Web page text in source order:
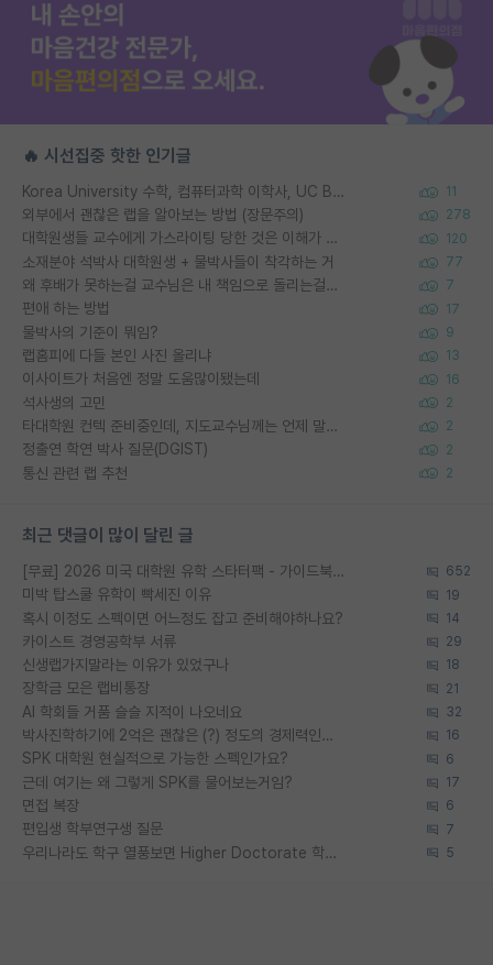
🔥 시선집중 핫한 인기글
Korea University 수학, 컴퓨터과학 이학사, UC Berkeley 산업공학 대학원 공학박사가 되는 것은 쉽지 않겠죠? 11
외부에서 괜찮은 랩을 알아보는 방법 (장문주의) 278
대학원생들 교수에게 가스라이팅 당한 것은 이해가 갑니다. 안타깝네요. 120
소재분야 석박사 대학원생 + 물박사들이 착각하는 거 77
왜 후배가 못하는걸 교수님은 내 책임으로 돌리는걸까요? 7
편애 하는 방법 17
물박사의 기준이 뭐임? 9
랩홈피에 다들 본인 사진 올리냐 13
이사이트가 처음엔 정말 도움많이됐는데 16
석사생의 고민 2
타대학원 컨텍 준비중인데, 지도교수님께는 언제 말씀드려야 할까요? 2
정출연 학연 박사 질문(DGIST) 2
통신 관련 랩 추천 2
최근 댓글이 많이 달린 글
[무료] 2026 미국 대학원 유학 스타터팩 - 가이드북 & 합격자 컨택메일 템플릿 652
미박 탑스쿨 유학이 빡세진 이유 19
혹시 이정도 스펙이면 어느정도 잡고 준비해야하나요? 14
카이스트 경영공학부 서류 29
신생랩가지말라는 이유가 있었구나 18
장학금 모은 랩비통장 21
AI 학회들 거품 슬슬 지적이 나오네요 32
박사진학하기에 2억은 괜찮은 (?) 정도의 경제력인가요 16
SPK 대학원 현실적으로 가능한 스펙인가요? 6
근데 여기는 왜 그렇게 SPK를 물어보는거임? 17
면접 복장 6
편입생 학부연구생 질문 7
우리나라도 학구 열풍보면 Higher Doctorate 학위가 필요하다고 봅니다. 5